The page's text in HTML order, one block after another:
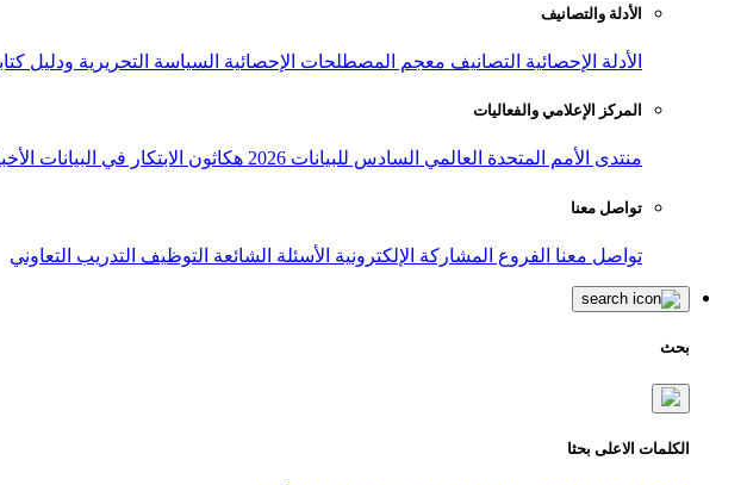
الأدلة والتصانيف
الأدلة الإحصائية التصانيف معجم المصطلحات الإحصائية السياسة التحريرية ودليل
المركز الإعلامي والفعاليات
منتدى الأمم المتحدة العالمي السادس للبيانات 2026 هكاثون الابتكار في البيانات
تواصل معنا
تواصل معنا الفروع المشاركة الإلكترونية الأسئلة الشائعة التوظيف التدريب التعاوني
بحث
الكلمات الاعلى بحثا